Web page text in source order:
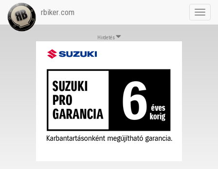
rbiker.com
Hirdetés